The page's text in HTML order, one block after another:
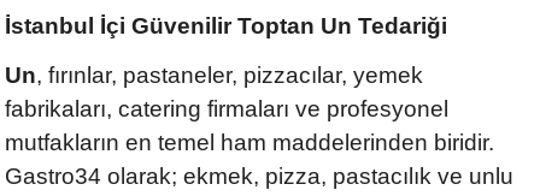
İstanbul İçi Güvenilir Toptan Un Tedariği
Un, fırınlar, pastaneler, pizzacılar, yemek
fabrikaları, catering firmaları ve profesyonel
mutfakların en temel ham maddelerinden biridir.
Gastro34 olarak; ekmek, pizza, pastacılık ve unlu